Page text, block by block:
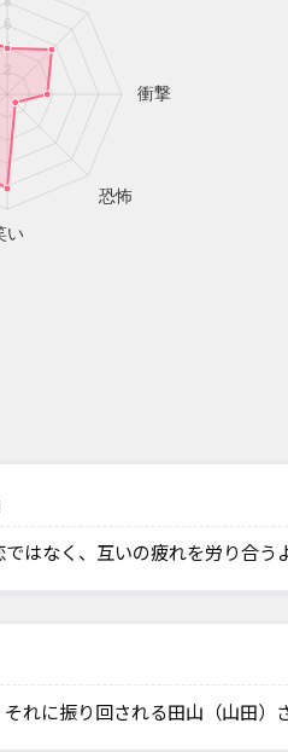
はなく、互いの疲れを労り合
れに振り回される田山（山田）